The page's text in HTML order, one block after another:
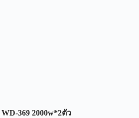
WD-369 2000w*2ตัว